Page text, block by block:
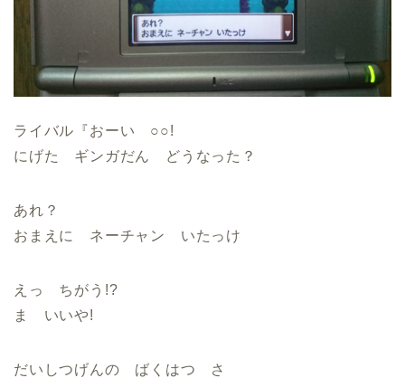
ライバル『おーい ○○!
にげた ギンガだん どうなった？
あれ？
おまえに ネーチャン いたっけ
えっ ちがう!?
ま いいや!
だいしつげんの ばくはつ さ